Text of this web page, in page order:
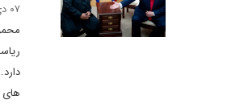
۰۷ دی ۱۳۹۸
های